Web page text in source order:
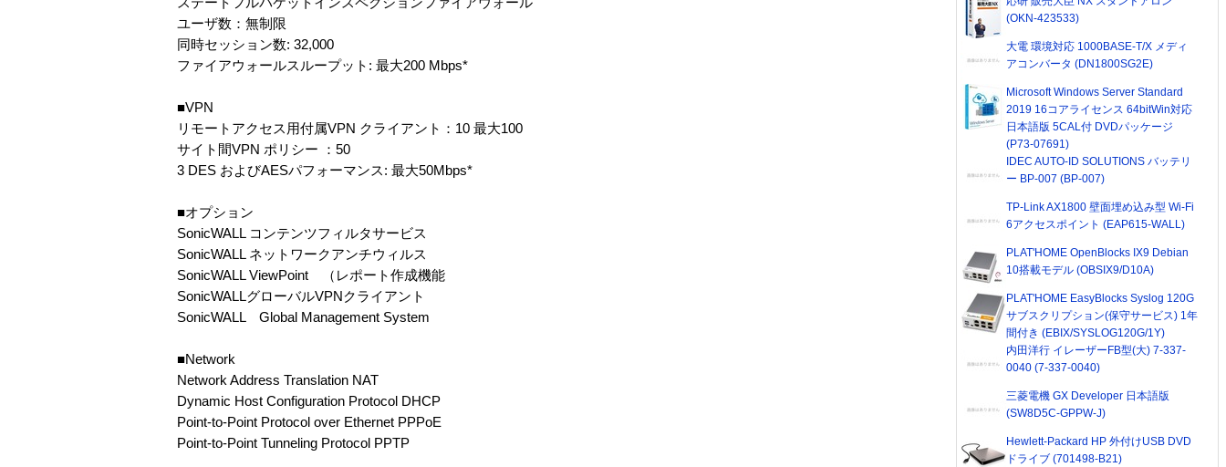
ユーザ数：無制限
同時セッション数: 32,000
ファイアウォールスループット: 最大200 Mbps*
■VPN
リモートアクセス用付属VPN クライアント：10 最大100
サイト間VPN ポリシー ：50
3 DES およびAESパフォーマンス: 最大50Mbps*
■オプション
SonicWALL コンテンツフィルタサービス
SonicWALL ネットワークアンチウィルス
SonicWALL ViewPoint （レポート作成機能
SonicWALLグローバルVPNクライアント
SonicWALL Global Management System
■Network
Network Address Translation NAT
Dynamic Host Configuration Protocol DHCP
Point-to-Point Protocol over Ethernet PPPoE
Point-to-Point Tunneling Protocol PPTP
(OKN-423533)
大電 環境対応 1000BASE-T/X メディ
アコンバータ (DN1800SG2E)
Microsoft Windows Server Standard
2019 16コアライセンス 64bitWin対応
日本語版 5CAL付 DVDパッケージ
(P73-07691)
IDEC AUTO-ID SOLUTIONS バッテリ
ー BP-007 (BP-007)
TP-Link AX1800 壁面埋め込み型 Wi-Fi
6アクセスポイント (EAP615-WALL)
PLAT'HOME OpenBlocks IX9 Debian
10搭載モデル (OBSIX9/D10A)
PLAT'HOME EasyBlocks Syslog 120G
サブスクリプション(保守サービス) 1年
間付き (EBIX/SYSLOG120G/1Y)
内田洋行 イレーザーFB型(大) 7-337-
0040 (7-337-0040)
三菱電機 GX Developer 日本語版
(SW8D5C-GPPW-J)
Hewlett-Packard HP 外付けUSB DVD
ドライブ (701498-B21)